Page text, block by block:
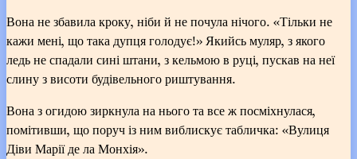
Вона не збавила кроку, ніби й не почула нічого. «Тільки не
кажи мені, що така дупця голодує!» Якийсь муляр, з якого
ледь не спадали сині штани, з кельмою в руці, пускав на неї
слину з висоти будівельного риштування.
Вона з огидою зиркнула на нього та все ж посміхнулася,
помітивши, що поруч із ним виблискує табличка: «Вулиця
Діви Марії де ла Монхія».